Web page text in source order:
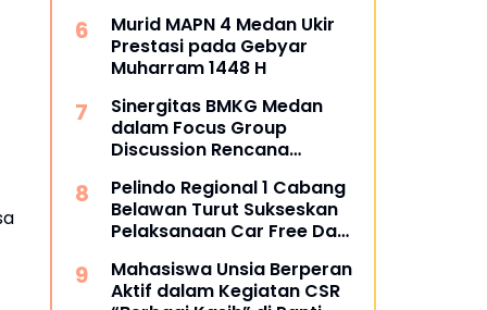
Murid MAPN 4 Medan Ukir
Prestasi pada Gebyar
Muharram 1448 H
Sinergitas BMKG Medan
dalam Focus Group
Discussion Rencana
Sumatra Utara
Pelindo Regional 1 Cabang
Belawan Turut Sukseskan
Pelaksanaan Car Free Day
Mahasiswa Unsia Berperan
Aktif dalam Kegiatan CSR